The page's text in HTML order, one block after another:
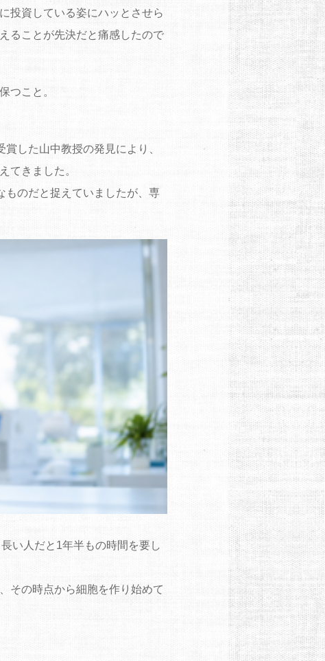
投資している姿にハッとさせら
ることが先決だと痛感したので
つこと。
した山中教授の発見により、
てきました。
ものだと捉えていましたが、専
い人だと1年半もの時間を要し
その時点から細胞を作り始めて